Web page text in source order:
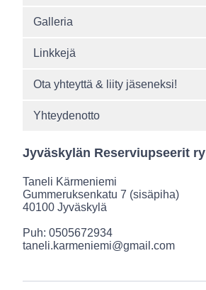
Galleria
Linkkejä
Ota yhteyttä & liity jäseneksi!
Yhteydenotto
Jyväskylän Reserviupseerit ry
Taneli Kärmeniemi
Gummeruksenkatu 7 (sisäpiha)
40100 Jyväskylä
Puh: 0505672934
taneli.karmeniemi@gmail.com